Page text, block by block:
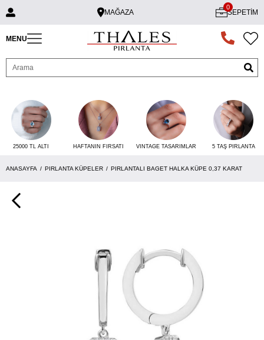
MAĞAZA SEPETIM
0
MENU
25000 TL ALTI HAFTANIN FIRSATI VINTAGE TASARIMLAR 5 TAŞ PIRLANTA
ANASAYFA PIRLANTA KÜPELER PIRLANTALI BAGET HALKA KÜPE 0,37 KARAT